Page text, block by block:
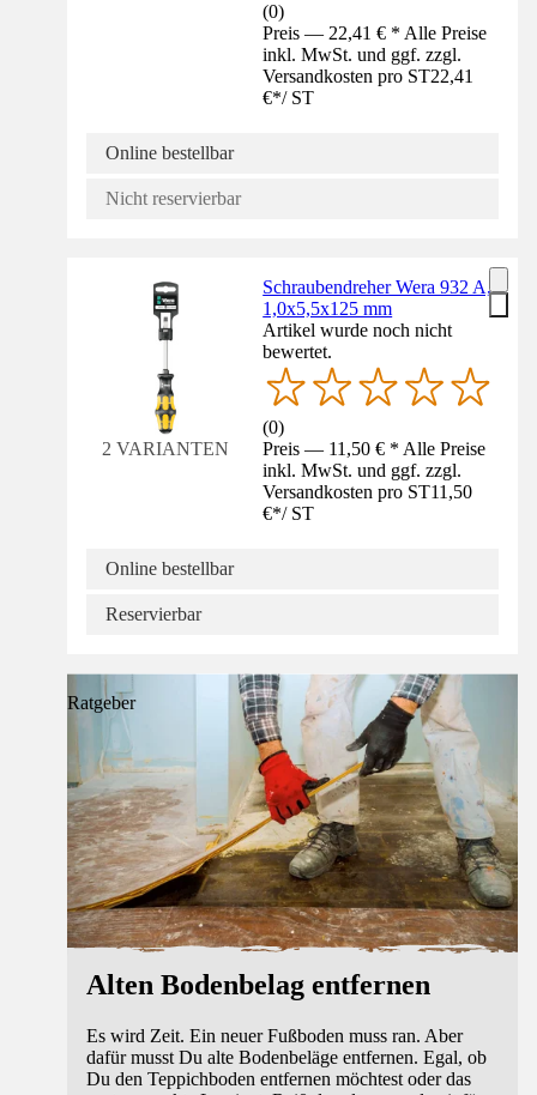
(0)
Preis — 22,41 € * Alle Preise
inkl. MwSt. und ggf. zzgl.
Versandkosten pro ST22,41
€*/ ST
Online bestellbar
Nicht reservierbar
2 VARIANTEN
Schraubendreher Wera 932 A,
1,0x5,5x125 mm
Artikel wurde noch nicht
bewertet.
(0)
Preis — 11,50 € * Alle Preise
inkl. MwSt. und ggf. zzgl.
Versandkosten pro ST11,50
€*/ ST
Online bestellbar
Reservierbar
Ratgeber
Alten Bodenbelag entfernen
Es wird Zeit. Ein neuer Fußboden muss ran. Aber
dafür musst Du alte Bodenbeläge entfernen. Egal, ob
Du den Teppichboden entfernen möchtest oder das